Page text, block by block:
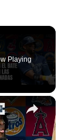
Playing
×